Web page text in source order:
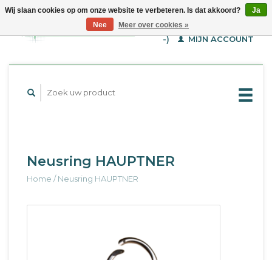
WINKELWAGEN (€--,-
-)
MIJN ACCOUNT
Neusring HAUPTNER
Home /Neusring HAUPTNER
Wij slaan cookies op om onze website te verbeteren. Is dat akkoord?
Ja
Nee
Meer over cookies »